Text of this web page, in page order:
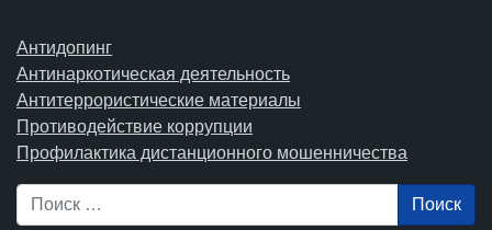
Антидопинг
Антинаркотическая деятельность
Антитеррористические материалы
Противодействие коррупции
Профилактика дистанционного мошенничества
Поиск